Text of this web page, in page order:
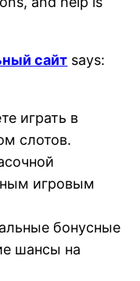
сайт says:
играть в
слотов.
игровым
бонусные
шансы на